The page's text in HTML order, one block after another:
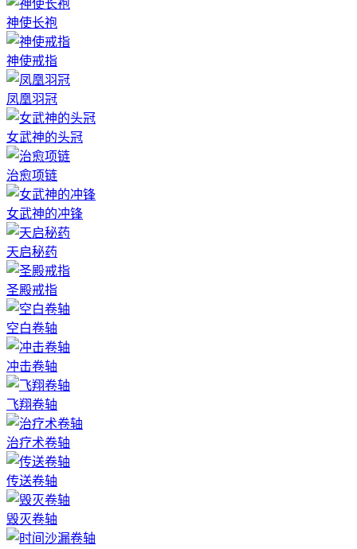
神使长袍
神使戒指
凤凰羽冠
女武神的头冠
治愈项链
女武神的冲锋
天启秘药
圣殿戒指
空白卷轴
冲击卷轴
飞翔卷轴
治疗术卷轴
传送卷轴
毁灭卷轴